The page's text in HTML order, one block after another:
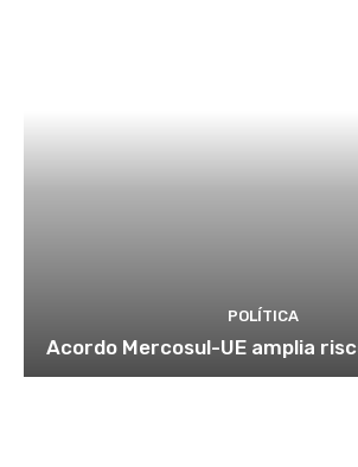
POLÍTICA
Acordo Mercosul-UE amplia